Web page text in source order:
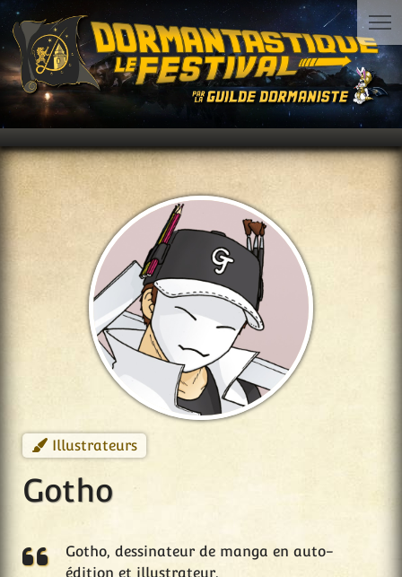
Illustrateurs
Gotho
Gotho, dessinateur de manga en auto-
édition et illustrateur.